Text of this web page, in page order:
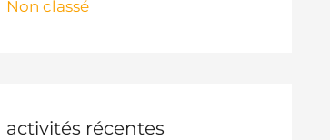
Non classé
activités récentes